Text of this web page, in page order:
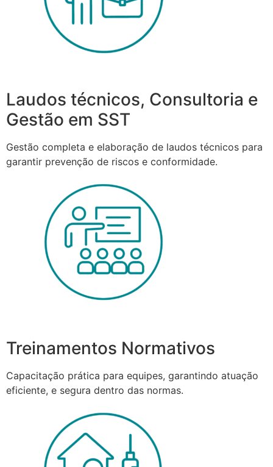
Laudos técnicos, Consultoria e
Gestão em SST
Gestão completa e elaboração de laudos técnicos para
garantir prevenção de riscos e conformidade.
Treinamentos Normativos
Capacitação prática para equipes, garantindo atuação
eficiente, e segura dentro das normas.